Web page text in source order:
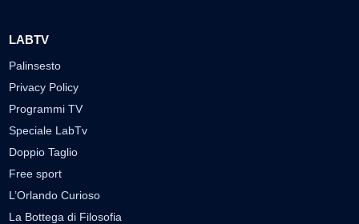
LABTV
Palinsesto
Privacy Policy
Programmi TV
Speciale LabTv
Doppio Taglio
Free sport
L’Orlando Curioso
La Bottega di Filosofia